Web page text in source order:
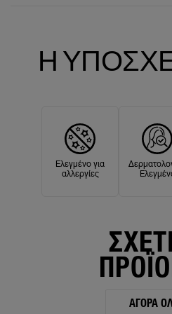
Η
Ελεγμένο για
αλλεργίες
ΑΓΟΡΆ